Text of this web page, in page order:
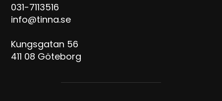
031-7113516
info@tinna.se
Kungsgatan 56
411 08 Göteborg